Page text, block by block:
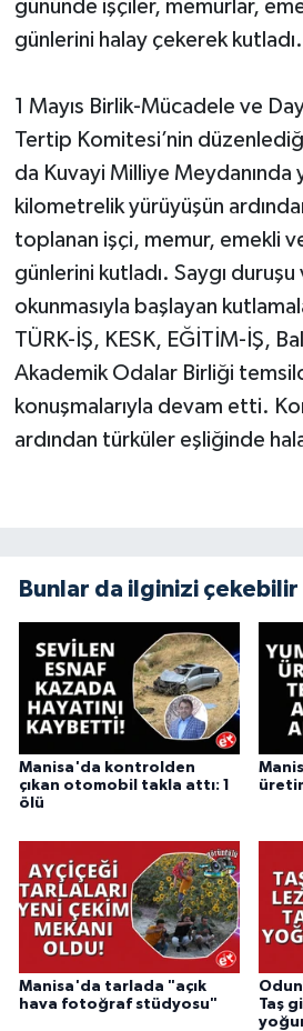
gününde işçiler, memurlar,
günlerini halay çekerek kutladı.
1 Mayıs Birlik-Mücadele ve
Tertip Komitesi’nin
da Kuvayi Milliye Meydanında
kilometrelik yürüyüşün
toplanan işçi, memur, emekli
günlerini kutladı. Saygı duruşu
okunmasıyla başlayan
TÜRK-İŞ, KESK, EĞİTİM-İŞ,
Akademik Odalar Birliği
konuşmalarıyla devam etti.
ardından türküler eşliğinde
Bunlar da ilginizi çekebilir
Manisa'da kontrolden
çıkan otomobil takla attı: 1
ölü
Manisa'da tarlada "açık
hava fotoğraf stüdyosu"
Taş